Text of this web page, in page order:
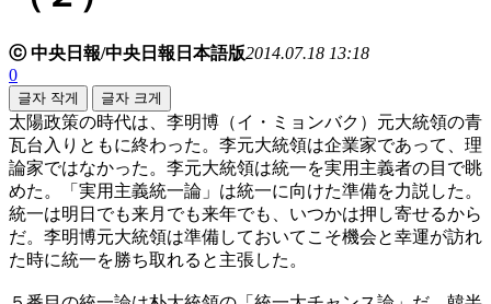
ⓒ 中央日報/中央日報日本語版2014.07.18 13:18
0
글자 작게 글자 크게
太陽政策の時代は、李明博（イ・ミョンバク）元大統領の青
瓦台入りともに終わった。李元大統領は企業家であって、理
論家ではなかった。李元大統領は統一を実用主義者の目で眺
めた。「実用主義統一論」は統一に向けた準備を力説した。
統一は明日でも来月でも来年でも、いつかは押し寄せるから
だ。李明博元大統領は準備しておいてこそ機会と幸運が訪れ
た時に統一を勝ち取れると主張した。